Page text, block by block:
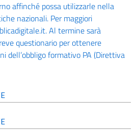
affinché possa utilizzarle nella
nazionali. Per maggiori
Al termine sarà
questionario per ottenere
dell’obbligo formativo PA (Direttiva